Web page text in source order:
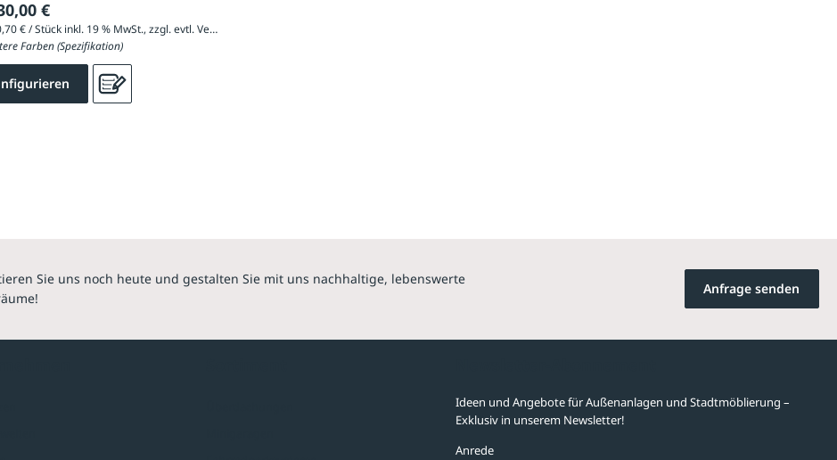
€
8.960,70 € / Stück inkl. 19 % MwSt., zzgl. evtl. Versandkosten
Farben (Spezifikation)
Sie uns noch heute und gestalten Sie mit uns nachhaltige, lebenswerte
Anfrage senden
Ideen und Angebote für Außenanlagen und Stadtmöblierung –
Exklusiv in unserem Newsletter!
Anrede